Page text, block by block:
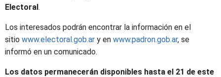
Electoral.
Los interesados podrán encontrar la información en el
sitio www.electoral.gob.ar y en www.padron.gob.ar, se
informó en un comunicado.
Los datos permanecerán disponibles hasta el 21 de este